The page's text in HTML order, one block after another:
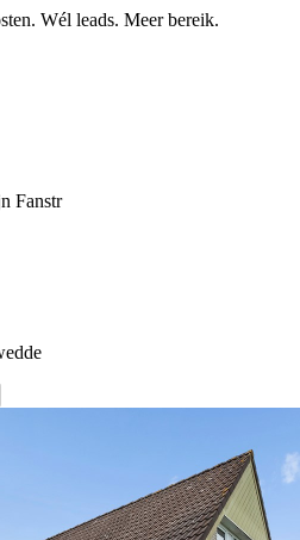
Wél leads. Meer bereik.
Fanstr